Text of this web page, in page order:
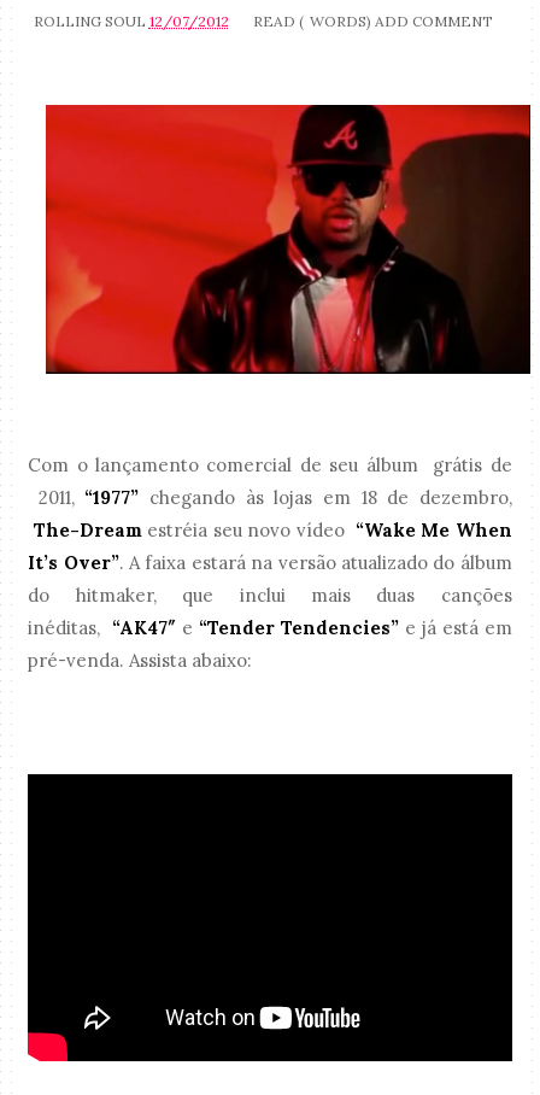
ROLLING SOUL 12/07/2012 READ ( WORDS) ADD COMMENT
Com o lançamento comercial de seu álbum grátis de
2011, “1977” chegando às lojas em 18 de dezembro,
The-Dream estréia seu novo vídeo “Wake Me When
It’s Over”. A faixa estará na versão atualizado do álbum
do hitmaker, que inclui mais duas canções
inéditas, “AK47″ e “Tender Tendencies” e já está em
pré-venda. Assista abaixo: